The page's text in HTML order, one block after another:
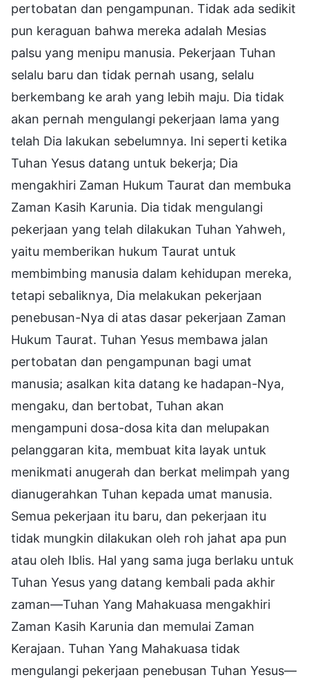
pertobatan dan pengampunan. Tidak ada sedikit
pun keraguan bahwa mereka adalah Mesias
palsu yang menipu manusia. Pekerjaan Tuhan
selalu baru dan tidak pernah usang, selalu
berkembang ke arah yang lebih maju. Dia tidak
akan pernah mengulangi pekerjaan lama yang
telah Dia lakukan sebelumnya. Ini seperti ketika
Tuhan Yesus datang untuk bekerja; Dia
mengakhiri Zaman Hukum Taurat dan membuka
Zaman Kasih Karunia. Dia tidak mengulangi
pekerjaan yang telah dilakukan Tuhan Yahweh,
yaitu memberikan hukum Taurat untuk
membimbing manusia dalam kehidupan mereka,
tetapi sebaliknya, Dia melakukan pekerjaan
penebusan-Nya di atas dasar pekerjaan Zaman
Hukum Taurat. Tuhan Yesus membawa jalan
pertobatan dan pengampunan bagi umat
manusia; asalkan kita datang ke hadapan-Nya,
mengaku, dan bertobat, Tuhan akan
mengampuni dosa-dosa kita dan melupakan
pelanggaran kita, membuat kita layak untuk
menikmati anugerah dan berkat melimpah yang
dianugerahkan Tuhan kepada umat manusia.
Semua pekerjaan itu baru, dan pekerjaan itu
tidak mungkin dilakukan oleh roh jahat apa pun
atau oleh Iblis. Hal yang sama juga berlaku untuk
Tuhan Yesus yang datang kembali pada akhir
zaman—Tuhan Yang Mahakuasa mengakhiri
Zaman Kasih Karunia dan memulai Zaman
Kerajaan. Tuhan Yang Mahakuasa tidak
mengulangi pekerjaan penebusan Tuhan Yesus—